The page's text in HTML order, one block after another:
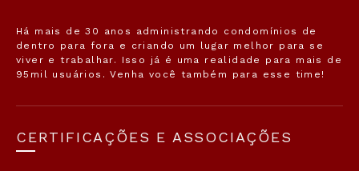
Há mais de 30 anos administrando condomínios de
dentro para fora e criando um lugar melhor para se
viver e trabalhar. Isso já é uma realidade para mais de
95mil usuários. Venha você também para esse time!
CERTIFICAÇÕES E ASSOCIAÇÕES